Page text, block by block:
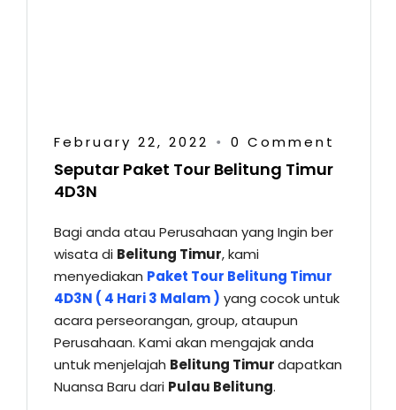
February 22, 2022 • 0 Comment
Seputar Paket Tour Belitung Timur
4D3N
Bagi anda atau Perusahaan yang Ingin ber
wisata di Belitung Timur, kami
menyediakan Paket Tour Belitung Timur
4D3N ( 4 Hari 3 Malam ) yang cocok untuk
acara perseorangan, group, ataupun
Perusahaan. Kami akan mengajak anda
untuk menjelajah Belitung Timurdapatkan
Nuansa Baru dari Pulau Belitung.